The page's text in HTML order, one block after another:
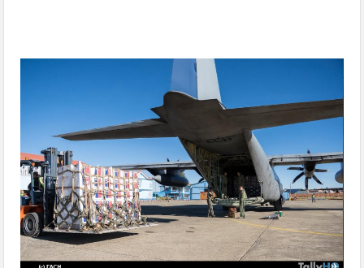
transportando-ayuda-humanitaria-
en-bolivia-06